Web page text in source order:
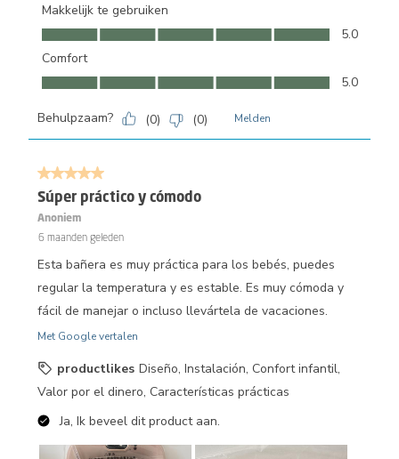
Makkelijk te gebruiken
Makkelijk te gebruiken, 5.0 van 5
5.0
Comfort
Comfort, 5.0 van 5
5.0
Behulpzaam? (0) (0) Melden
5 van 5 sterren.
Súper práctico y cómodo
Anoniem
6 maanden geleden
Esta bañera es muy práctica para los bebés, puedes
regular la temperatura y es estable. Es muy cómoda y
fácil de manejar o incluso llevártela de vacaciones.
Met Google vertalen
productlikes Diseño, Instalación, Confort infantil,
Valor por el dinero, Características prácticas
Ja, Ik beveel dit product aan.